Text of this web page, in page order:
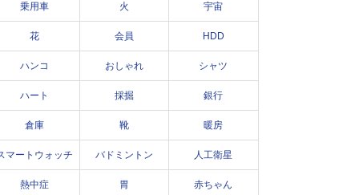
乗用車 火 宇宙
花 会員 HDD
ハンコ おしゃれ シャツ
ハート 採掘 銀行
倉庫 靴 暖房
マートウォッチ バドミントン 人工衛星
熱中症 胃 赤ちゃん